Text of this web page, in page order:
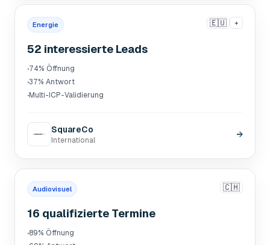
Energie 🇪🇺 +
52 interessierte Leads
·74% Öffnung
·37% Antwort
·Multi-ICP-Validierung
SquareCo
International
→
Audiovisuel 🇨🇭
16 qualifizierte Termine
·89% Öffnung